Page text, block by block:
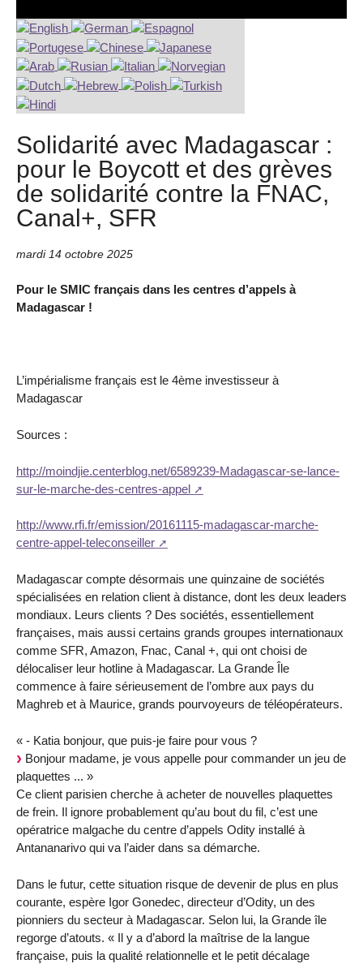
Solidarité avec Madagascar :
pour le Boycott et des grèves
de solidarité contre la FNAC,
Canal+, SFR
mardi 14 octobre 2025
Pour le SMIC français dans les centres d’appels à
Madagascar !
L’impérialisme français est le 4ème investisseur à
Madagascar
Sources :
http://moindjie.centerblog.net/6589239-Madagascar-se-lance-
sur-le-marche-des-centres-appel
http://www.rfi.fr/emission/20161115-madagascar-marche-
centre-appel-teleconseiller
Madagascar compte désormais une quinzaine de sociétés
spécialisées en relation client à distance, dont les deux leaders
mondiaux. Leurs clients ? Des sociétés, essentiellement
françaises, mais aussi certains grands groupes internationaux
comme SFR, Amazon, Fnac, Canal +, qui ont choisi de
délocaliser leur hotline à Madagascar. La Grande Île
commence à faire sérieusement de l’ombre aux pays du
Maghreb et à Maurice, grands pourvoyeurs de téléopérateurs.
« - Katia bonjour, que puis-je faire pour vous ?
Bonjour madame, je vous appelle pour commander un jeu de
plaquettes ... »
Ce client parisien cherche à acheter de nouvelles plaquettes
de frein. Il ignore probablement qu’au bout du fil, c’est une
opératrice malgache du centre d’appels Odity installé à
Antananarivo qui va l’aider dans sa démarche.
Dans le futur, cette situation risque de devenir de plus en plus
courante, espère Igor Gonedec, directeur d’Odity, un des
pionniers du secteur à Madagascar. Selon lui, la Grande île
regorge d’atouts. « Il y a d’abord la maîtrise de la langue
française, puis la qualité relationnelle et le petit décalage